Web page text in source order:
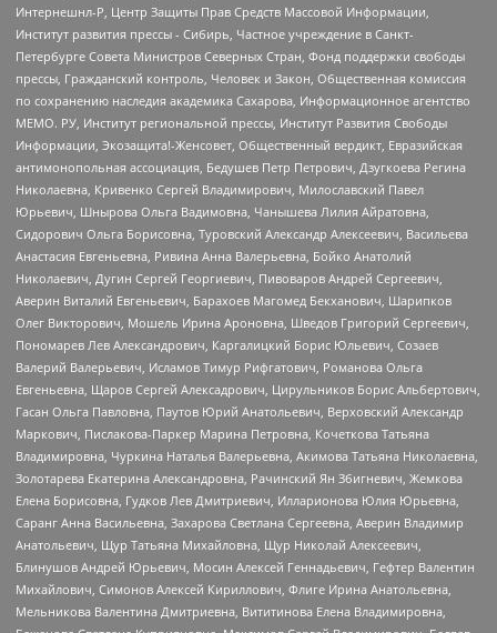
Интернешнл-Р, Центр Защиты Прав Средств Массовой Информации,
Институт развития прессы - Сибирь, Частное учреждение в Санкт-
Петербурге Совета Министров Северных Стран, Фонд поддержки свободы
прессы, Гражданский контроль, Человек и Закон, Общественная комиссия
по сохранению наследия академика Сахарова, Информационное агентство
МЕМО. РУ, Институт региональной прессы, Институт Развития Свободы
Информации, Экозащита!-Женсовет, Общественный вердикт, Евразийская
антимонопольная ассоциация, Бедушев Петр Петрович, Дзугкоева Регина
Николаевна, Кривенко Сергей Владимирович, Милославский Павел
Юрьевич, Шнырова Ольга Вадимовна, Чанышева Лилия Айратовна,
Сидорович Ольга Борисовна, Туровский Александр Алексеевич, Васильева
Анастасия Евгеньевна, Ривина Анна Валерьевна, Бойко Анатолий
Николаевич, Дугин Сергей Георгиевич, Пивоваров Андрей Сергеевич,
Аверин Виталий Евгеньевич, Барахоев Магомед Бекханович, Шарипков
Олег Викторович, Мошель Ирина Ароновна, Шведов Григорий Сергеевич,
Пономарев Лев Александрович, Каргалицкий Борис Юльевич, Созаев
Валерий Валерьевич, Исламов Тимур Рифгатович, Романова Ольга
Евгеньевна, Щаров Сергей Алексадрович, Цирульников Борис Альбертович,
Гасан Ольга Павловна, Паутов Юрий Анатольевич, Верховский Александр
Маркович, Пислакова-Паркер Марина Петровна, Кочеткова Татьяна
Владимировна, Чуркина Наталья Валерьевна, Акимова Татьяна Николаевна,
Золотарева Екатерина Александровна, Рачинский Ян Збигневич, Жемкова
Елена Борисовна, Гудков Лев Дмитриевич, Илларионова Юлия Юрьевна,
Саранг Анна Васильевна, Захарова Светлана Сергеевна, Аверин Владимир
Анатольевич, Щур Татьяна Михайловна, Щур Николай Алексеевич,
Блинушов Андрей Юрьевич, Мосин Алексей Геннадьевич, Гефтер Валентин
Михайлович, Симонов Алексей Кириллович, Флиге Ирина Анатольевна,
Мельникова Валентина Дмитриевна, Вититинова Елена Владимировна,